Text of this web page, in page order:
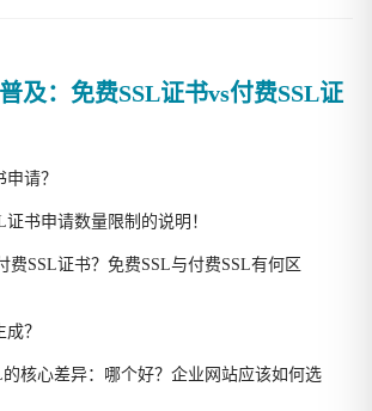
及：免费SSL证书vs付费SSL证
请？
书申请数量限制的说明！
费SSL证书？免费SSL与付费SSL有何区
？
核心差异：哪个好？企业网站应该如何选